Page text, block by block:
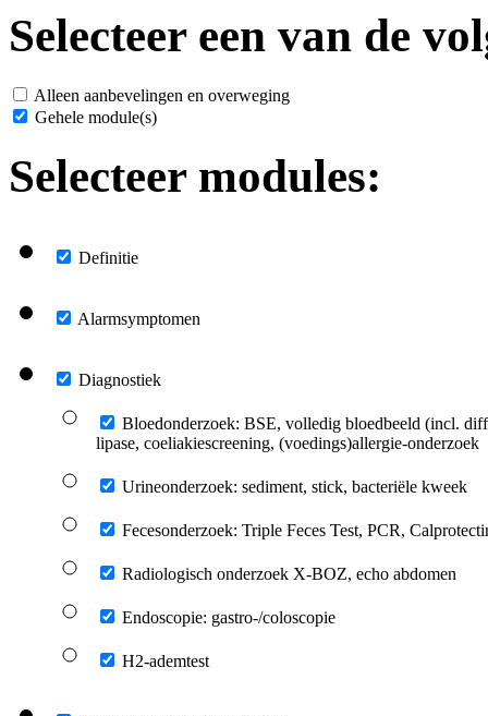
Selecteer een van de
Alleen aanbevelingen en overweging
Gehele module(s)
Selecteer modules:
Definitie
Alarmsymptomen
Diagnostiek
Bloedonderzoek: BSE, volledig bloedbeeld (incl.
lipase, coeliakiescreening, (voedings)allergie-onderzoek
Urineonderzoek: sediment, stick, bacteriële kweek
Fecesonderzoek: Triple Feces Test, PCR,
Radiologisch onderzoek X-BOZ, echo abdomen
Endoscopie: gastro-/coloscopie
H2-ademtest